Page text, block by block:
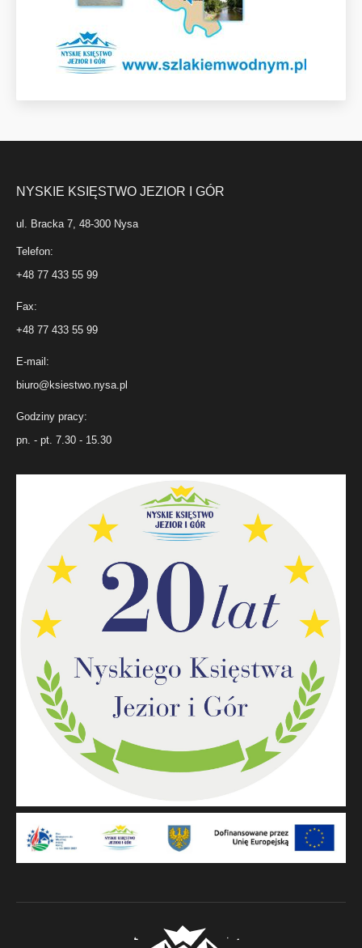
NYSKIE KSIĘSTWO JEZIOR I GÓR
ul. Bracka 7, 48-300 Nysa
Telefon:
+48 77 433 55 99
Fax:
+48 77 433 55 99
E-mail:
biuro@ksiestwo.nysa.pl
Godziny pracy:
pn. - pt. 7.30 - 15.30